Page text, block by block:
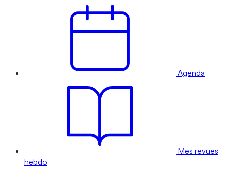
Agenda
Mes revues
hebdo